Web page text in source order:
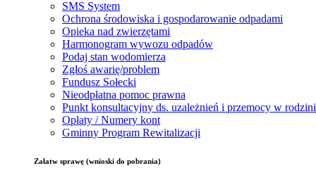
SMS System
Ochrona środowiska i gospodarowanie odpadami
Opieka nad zwierzętami
Harmonogram wywozu odpadów
Podaj stan wodomierza
Zgłoś awarię/problem
Fundusz Sołecki
Nieodpłatna pomoc prawna
Punkt konsultacyjny ds. uzależnień i przemocy w
Opłaty / Numery kont
Gminny Program Rewitalizacji
Załatw sprawę (wnioski do pobrania)